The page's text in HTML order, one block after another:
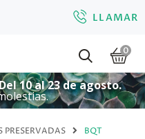
LLAMAR
0
10 al 23 de agosto.
PRESERVADAS
BQT